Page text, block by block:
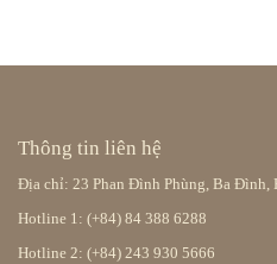
Thông tin liên hệ
Địa chỉ: 23 Phan Đình Phùng, Ba Đình,
Hotline 1: (+84) 84 388 6288
Hotline 2: (+84) 243 930 5666